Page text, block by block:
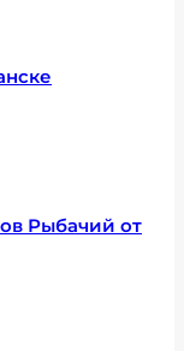
Рыбачий от